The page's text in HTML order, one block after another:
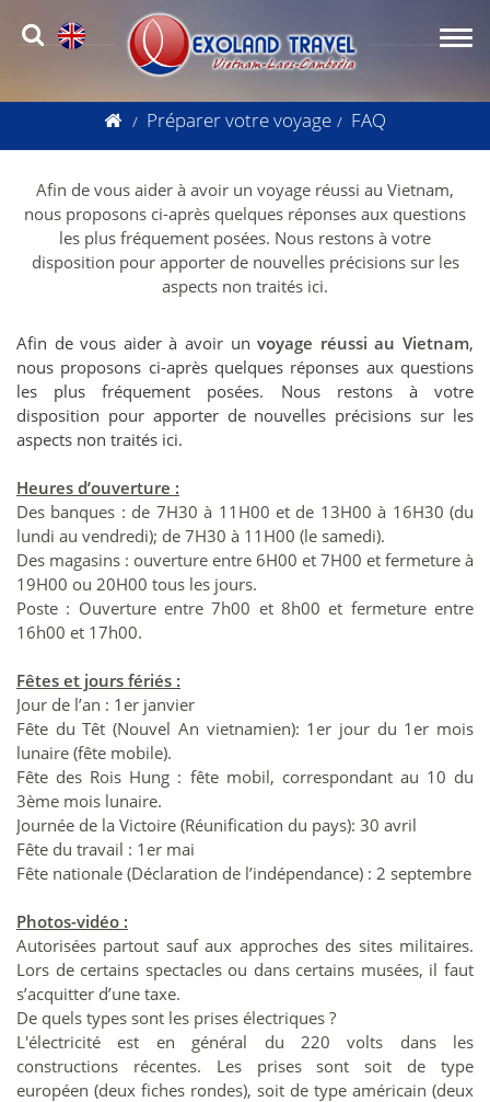
Préparer votre voyage FAQ
Afin de vous aider à avoir un voyage réussi au Vietnam,
nous proposons ci-après quelques réponses aux questions
les plus fréquement posées. Nous restons à votre
disposition pour apporter de nouvelles précisions sur les
aspects non traités ici.
Afin de vous aider à avoir unvoyage réussi au Vietnam,
nous proposons ci-après quelques réponses aux questions
les plus fréquement posées. Nous restons à votre
disposition pour apporter de nouvelles précisions sur les
aspects non traités ici.
Heures d’ouverture :
Des banques : de 7H30 à 11H00 et de 13H00 à 16H30 (du
lundi au vendredi); de 7H30 à 11H00 (le samedi).
Des magasins : ouverture entre 6H00 et 7H00 et fermeture à
19H00 ou 20H00 tous les jours.
Poste : Ouverture entre 7h00 et 8h00 et fermeture entre
16h00 et 17h00.
Fêtes et jours fériés :
Jour de l’an : 1er janvier
Fête du Têt (Nouvel An vietnamien): 1er jour du 1er mois
lunaire (fête mobile).
Fête des Rois Hung : fête mobil, correspondant au 10 du
3ème mois lunaire.
Journée de la Victoire (Réunification du pays): 30 avril
Fête du travail : 1er mai
Fête nationale (Déclaration de l’indépendance) : 2 septembre
Photos-vidéo :
Autorisées partout sauf aux approches des sites militaires.
Lors de certains spectacles ou dans certains musées, il faut
s’acquitter d’une taxe.
De quels types sont les prises électriques ?
L'électricité est en général du 220 volts dans les
constructions récentes. Les prises sont soit de type
européen (deux fiches rondes), soit de type américain (deux